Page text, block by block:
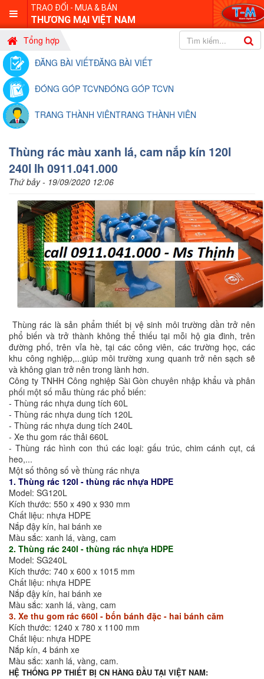
TRAO ĐỔI - MUA & BÁN
THƯƠNG MẠI VIỆT NAM
Tổng hợp
ĐĂNG BÀI VIẾTĐĂNG BÀI VIẾT
ĐÓNG GÓP TCVNĐÓNG GÓP TCVN
TRANG THÀNH VIÊNTRANG THÀNH VIÊN
Thùng rác màu xanh lá, cam nắp kín 120l
240l lh 0911.041.000
Thứ bảy - 19/09/2020 12:06
Thùng rác là sản phẩm thiết bị vệ sinh môi trường dần trở nên
phổ biến và trở thành không thể thiếu tại mỗi hộ gia đinh, trên
đường phố, trên vỉa hè, tại các công viên, các trường học, các
khu công nghiệp,...giúp môi trường xung quanh trở nên sạch sẽ
và không gian trở nên trong lành hơn.
Công ty TNHH Công nghiệp Sài Gòn chuyên nhập khẩu và phân
phối một số mẫu thùng rác phổ biến:
- Thùng rác nhựa dung tích 60L
- Thùng rác nhựa dung tích 120L
- Thùng rác nhựa dung tích 240L
- Xe thu gom rác thải 660L
- Thùng rác hình con thú các loại: gấu trúc, chim cánh cụt, cá
heo,...
Một số thông số về thùng rác nhựa
1. Thùng rác 120l - thùng rác nhựa HDPE
Model: SG120L
Kích thước: 550 x 490 x 930 mm
Chất liệu: nhựa HDPE
Nắp đậy kín, hai bánh xe
Màu sắc: xanh lá, vàng, cam
2. Thùng rác 240l - thùng rác nhựa HDPE
Model: SG240L
Kích thước: 740 x 600 x 1015 mm
Chất liệu: nhựa HDPE
Nắp đậy kín, hai bánh xe
Màu sắc: xanh lá, vàng, cam
3. Xe thu gom rác 660l - bốn bánh đặc - hai bánh căm
Kích thước: 1240 x 780 x 1100 mm
Chất liệu: nhựa HDPE
Nắp kín, 4 bánh xe
Màu sắc: xanh lá, vàng, cam.
HỆ THỐNG PP THIẾT BỊ CN HÀNG ĐẦU TẠI VIỆT NAM: